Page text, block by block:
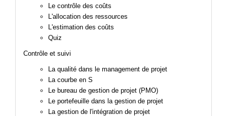
Le contrôle des coûts
L'allocation des ressources
L'estimation des coûts
Quiz
Contrôle et suivi
La qualité dans le management de projet
La courbe en S
Le bureau de gestion de projet (PMO)
Le portefeuille dans la gestion de projet
La gestion de l'intégration de projet